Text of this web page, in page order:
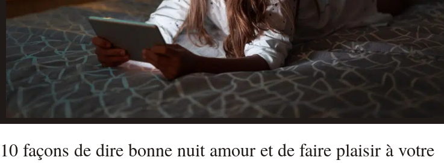
10 façons de dire bonne nuit amour et de faire plaisir à votre